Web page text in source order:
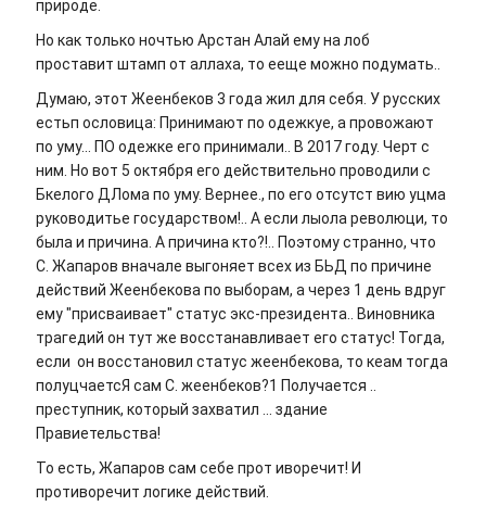
природе.
Но как только ночтью Арстан Алай ему на лоб
проставит штамп от аллаха, то ееще можно подумать..
Думаю, этот Жеенбеков 3 года жил для себя. У русских
естьп ословица: Принимают по одежкуе, а провожают
по уму... ПО одежке его принимали.. В 2017 году. Черт с
ним. Но вот 5 октября его действительно проводили с
Бкелого ДЛома по уму. Вернее., по его отсутст вию уцма
руководитье государством!.. А если лыола революци, то
была и причина. А причина кто?!.. Поэтому странно, что
С. Жапаров вначале выгоняет всех из БЬД по причине
действий Жеенбекова по выборам, а через 1 день вдруг
ему "присваивает" статус экс-президента.. Виновника
трагедий он тут же восстанавливает его статус! Тогда,
если он восстановил статус жеенбекова, то кеам тогда
полуцчаетсЯ сам С. жеенбеков?1 Получается ..
преступник, который захватил ... здание
Правиетельства!
То есть, Жапаров сам себе прот иворечит! И
противоречит логике действий.